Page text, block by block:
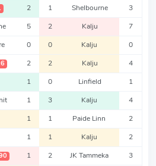
2 1 Shelbourne 3
5 2 Kalju 7
0 0 Kalju 0
2 2 Kalju 4
1 0 Linfield 1
1 3 Kalju 4
1 1 Paide Linn 2
1 1 Kalju 2
1 2 JK Tammeka 3